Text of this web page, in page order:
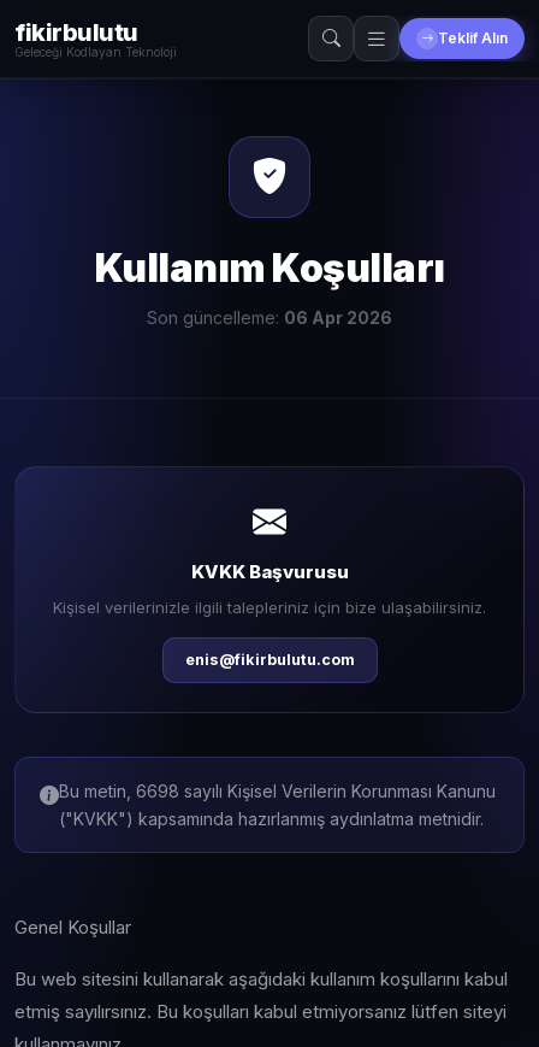
fikirbulutu
Geleceği Kodlayan Teknoloji
Teklif Alın
Kullanım Koşulları
Son güncelleme: 06 Apr 2026
KVKK Başvurusu
Kişisel verilerinizle ilgili talepleriniz için bize ulaşabilirsiniz.
enis@fikirbulutu.com
Bu metin, 6698 sayılı Kişisel Verilerin Korunması Kanunu
("KVKK") kapsamında hazırlanmış aydınlatma metnidir.
Genel Koşullar
Bu web sitesini kullanarak aşağıdaki kullanım koşullarını kabul
etmiş sayılırsınız. Bu koşulları kabul etmiyorsanız lütfen siteyi